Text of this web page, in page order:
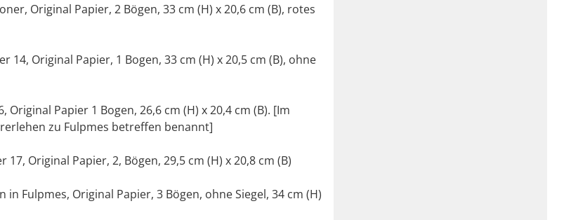
Original Papier, 2 Bögen, 33 cm (H) x 20,6 cm (B), rotes
14, Original Papier, 1 Bogen, 33 cm (H) x 20,5 cm (B), ohne
Original Papier 1 Bogen, 26,6 cm (H) x 20,4 cm (B). [Im
zu Fulpmes betreffen benannt]
Original Papier, 2, Bögen, 29,5 cm (H) x 20,8 cm (B)
Fulpmes, Original Papier, 3 Bögen, ohne Siegel, 34 cm (H)